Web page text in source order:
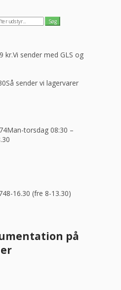
kr.Vi sender med GLS og
Så sender vi lagervarer
Man-torsdag 08:30 –
8-16.30 (fre 8-13.30)
på